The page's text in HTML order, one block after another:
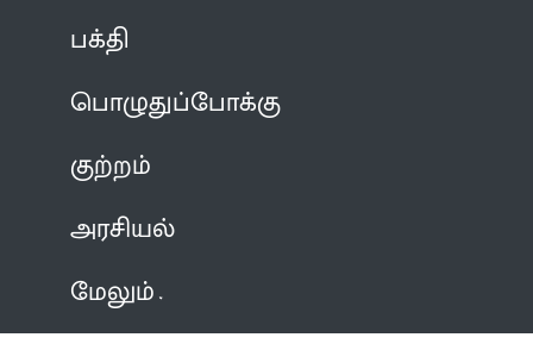
பக்தி
பொழுதுப்போக்கு
குற்றம்
அரசியல்
மேலும்